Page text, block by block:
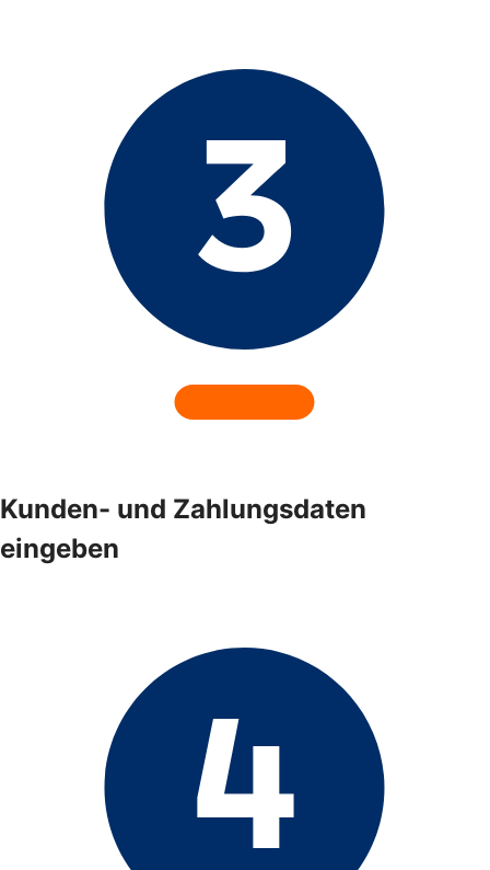
Kunden- und Zahlungsdaten
eingeben